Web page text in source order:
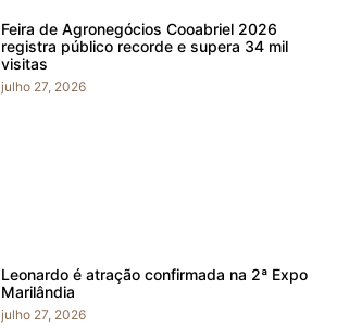
Feira de Agronegócios Cooabriel 2026
registra público recorde e supera 34 mil
visitas
julho 27, 2026
Leonardo é atração confirmada na 2ª Expo
Marilândia
julho 27, 2026